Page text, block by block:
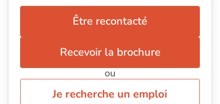
Être recontacté
Recevoir la brochure
ou
Je recherche un emploi